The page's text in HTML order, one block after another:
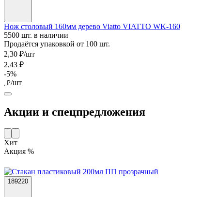
Нож столовый 160мм дерево Viatto VIATTO WK-160
5500 шт. в наличии
Продаётся упаковкой от 100 шт.
2,30 ₽/шт
2,43 ₽
-5%
, ₽/шт
Акции и спецпредложения
Хит
Акция %
189220